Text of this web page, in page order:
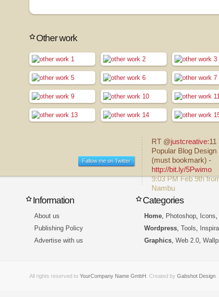
Other work
Fallow me on Twitter
RT @justcreative:11
Popular Blog Design
(must bookmark) -
http://bit.ly/5Pwimo
9:03 PM Feb 9th
Nambu
Information
About us
Publishing Policy
Advertise with us
Categories
Home Photoshop Icons
Wordpress Tools
Graphics Web 2.0
All rights reserved to YourCompany Name GmbH . Created by Gabshot Design